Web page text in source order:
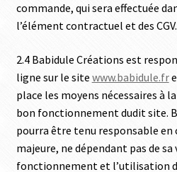
commande, qui sera effectuée
l’élément contractuel et des CGV.
2.4 Babidule Créations est
ligne sur le site www.babidule.fr
place les moyens nécessaires à
bon fonctionnement dudit site.
pourra être tenu responsable en
majeure, ne dépendant pas de
fonctionnement et l’utilisation